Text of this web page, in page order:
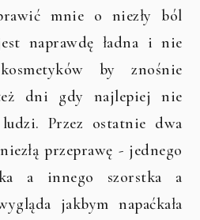
mnie o niezły ból
naprawdę ładna i nie
by znośnie
dni gdy najlepiej nie
Przez ostatnie dwa
przeprawę - jednego
a innego szorstka a
jakbym napaćkała